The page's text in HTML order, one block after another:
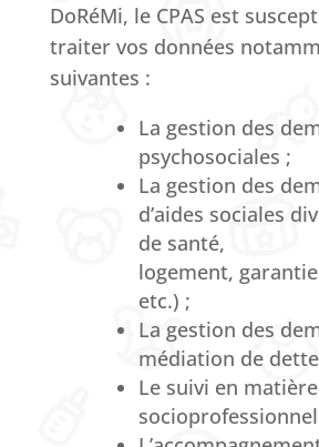
DoRéMi, le CPAS est
traiter vos données
suivantes :
La gestion des
psychosociales ;
La gestion des
d’aides sociales
de santé,
logement,
etc.) ;
La gestion des
médiation de
Le suivi en